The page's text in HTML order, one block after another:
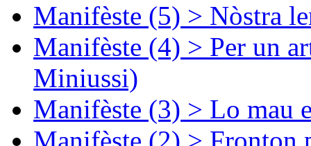
Manifèste (5) > Nòstra
Manifèste (4) > Per un
Miniussi)
Manifèste (3) > Lo mau